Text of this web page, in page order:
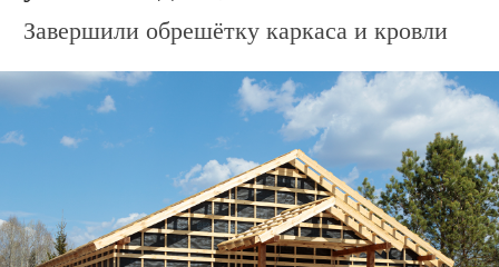
Подготовили материал для облицовки
каркаса металлосайдингом
Дом по адресу
ул. Заповедная, 10